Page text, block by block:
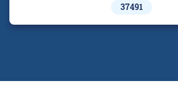
37491